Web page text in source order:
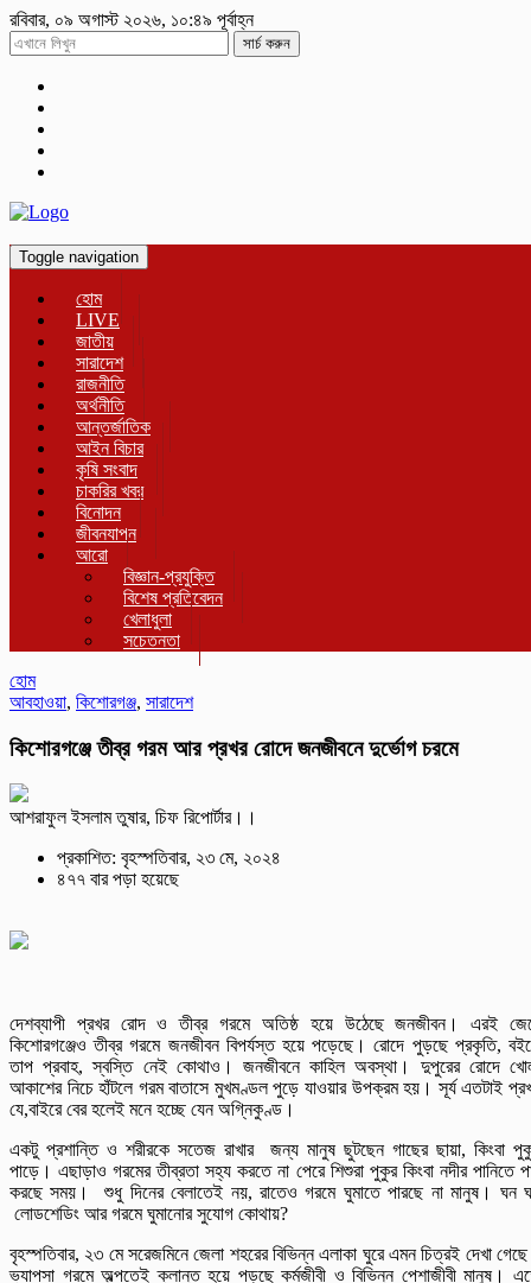
রবিবার, ০৯ অগাস্ট ২০২৬, ১০:৪৯ পূর্বাহ্ন
সার্চ করুন
Toggle navigation
হোম
LIVE
জাতীয়
সারাদেশ
রাজনীতি
অর্থনীতি
আন্তর্জাতিক
আইন বিচার
কৃষি সংবাদ
চাকরির খবর
বিনোদন
জীবনযাপন
আরো
বিজ্ঞান-প্রযুক্তি
বিশেষ প্রতিবেদন
খেলাধুলা
সচেতনতা
হোম
আবহাওয়া, কিশোরগঞ্জ, সারাদেশ
কিশোরগঞ্জে তীব্র গরম আর প্রখর রোদে জনজীবনে দুর্ভোগ চরমে
আশরাফুল ইসলাম তুষার, চিফ রিপোর্টার।।
প্রকাশিত: বৃহস্পতিবার, ২৩ মে, ২০২৪
৪৭৭ বার পড়া হয়েছে
দেশব্যাপী প্রখর রোদ ও তীব্র গরমে অতিষ্ঠ হয়ে উঠেছে জনজীবন। এরই
কিশোরগঞ্জেও তীব্র গরমে জনজীবন বিপর্যস্ত হয়ে পড়েছে। রোদে পুড়ছে প্রকৃতি,
তাপ প্রবাহ, স্বস্তি নেই কোথাও। জনজীবনে কাহিল অবস্থা। দুপুরের রোদে
আকাশের নিচে হাঁটলে গরম বাতাসে মুখমণ্ডল পুড়ে যাওয়ার উপক্রম হয়। সূর্য এতটাই
যে,বাইরে বের হলেই মনে হচ্ছে যেন অগ্নিকুণ্ড।
একটু প্রশান্তি ও শরীরকে সতেজ রাখার জন্য মানুষ ছুটছেন গাছের ছায়া, কিংবা
পাড়ে। এছাড়াও গরমের তীব্রতা সহ্য করতে না পেরে শিশুরা পুকুর কিংবা নদীর পানিতে
করছে সময়। শুধু দিনের বেলাতেই নয়, রাতেও গরমে ঘুমাতে পারছে না মানুষ। ঘন
লোডশেডিং আর গরমে ঘুমানোর সুযোগ কোথায়?
বৃহস্পতিবার, ২৩ মে সরেজমিনে জেলা শহরের বিভিন্ন এলাকা ঘুরে এমন চিত্রই দেখা
ভ্যাপসা গরমে অল্পতেই ক্লান্ত হয়ে পড়ছে কর্মজীবী ও বিভিন্ন পেশাজীবী মানুষ।